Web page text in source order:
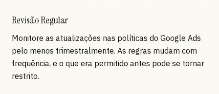
Revisão Regular
Monitore as atualizações nas políticas do Google Ads
pelo menos trimestralmente. As regras mudam com
frequência, e o que era permitido antes pode se tornar
restrito.